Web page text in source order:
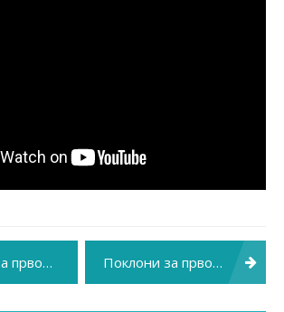
години у Краљеву Поклони за прворођене божићне бебе